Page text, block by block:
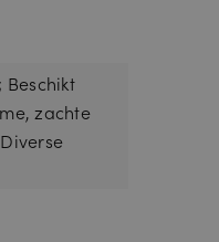
zachte